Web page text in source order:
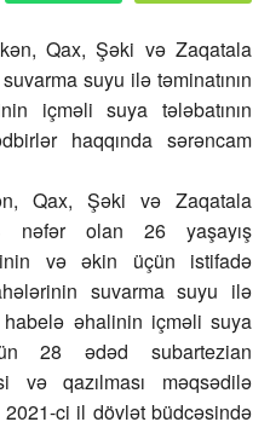
Qax, Şəki və Zaqatala
suyu ilə təminatının
içməli suya tələbatının
haqqında sərəncam
Qax, Şəki və Zaqatala
nəfər olan 26 yaşayış
və əkin üçün istifadə
suvarma suyu ilə
habelə əhalinin içməli suya
28 ədəd subartezian
və qazılması məqsədilə
2021-ci il dövlət büdcəsində